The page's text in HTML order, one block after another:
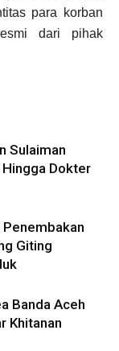
para korban
dari pihak
Sulaiman
Hingga Dokter
Giting
Banda Aceh
Khitanan